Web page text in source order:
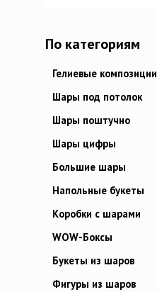
По категориям
Гелиевые композиции
Шары под потолок
Шары поштучно
Шары цифры
Большие шары
Напольные букеты
Коробки с шарами
WOW-Боксы
Букеты из шаров
Фигуры из шаров